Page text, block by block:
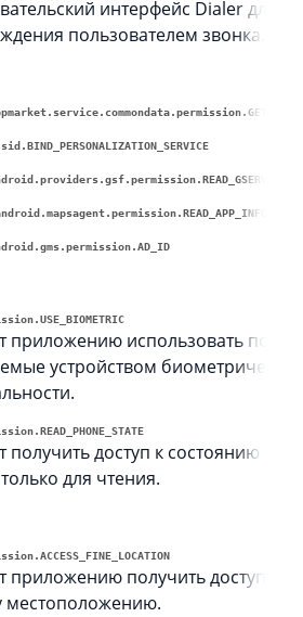
интерфейс Dialer дл
пользователем звонка.
приложению использовать по
устройством биометриче
получить доступ к состоянию
для чтения.
приложению получить доступ
местоположению.